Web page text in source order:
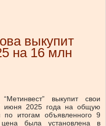
выкупит
на 16 млн
“Метинвест” выкупит свои
июня 2025 года на общую
итогам объявленного 9
была установлена в